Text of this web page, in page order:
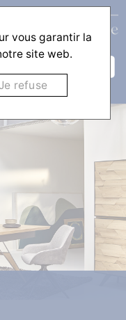
vous garantir la
site web.
Je refuse